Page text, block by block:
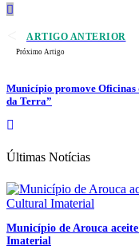
ARTIGO ANTERIOR
Próximo Artigo
Município promove Oficinas
da Terra”
Últimas Notícias
Município de Arouca
Imaterial